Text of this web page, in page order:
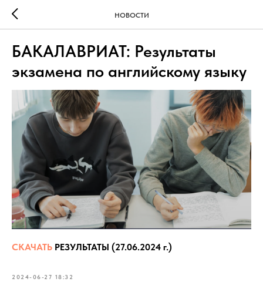
НОВОСТИ
БАКАЛАВРИАТ: Результаты
экзамена по английскому языку
СКАЧАТЬ РЕЗУЛЬТАТЫ (27.06.2024 г.)
2024-06-27 18:32